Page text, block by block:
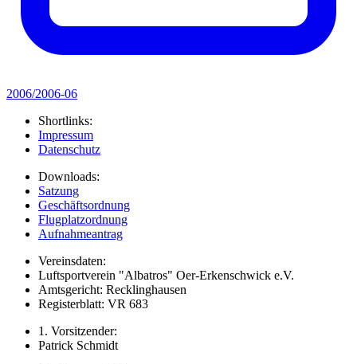
2006/2006-06
Shortlinks:
Impressum
Datenschutz
Downloads:
Satzung
Geschäftsordnung
Flugplatzordnung
Aufnahmeantrag
Vereinsdaten:
Luftsportverein "Albatros" Oer-Erkenschwick e.V.
Amtsgericht: Recklinghausen
Registerblatt: VR 683
1. Vorsitzender:
Patrick Schmidt